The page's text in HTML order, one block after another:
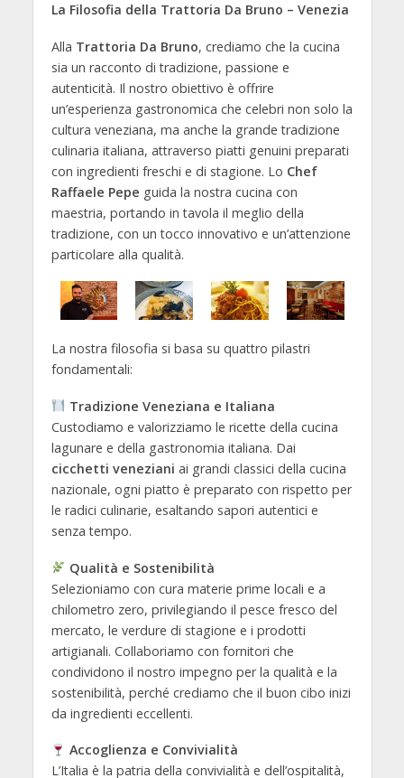
La Filosofia della Trattoria Da Bruno – Venezia
Alla Trattoria Da Bruno, crediamo che la cucina
sia un racconto di tradizione, passione e
autenticità. Il nostro obiettivo è offrire
un’esperienza gastronomica che celebri non solo la
cultura veneziana, ma anche la grande tradizione
culinaria italiana, attraverso piatti genuini preparati
con ingredienti freschi e di stagione. Lo Chef
Raffaele Pepe guida la nostra cucina con
maestria, portando in tavola il meglio della
tradizione, con un tocco innovativo e un’attenzione
particolare alla qualità.
La nostra filosofia si basa su quattro pilastri
fondamentali:
Tradizione Veneziana e Italiana
Custodiamo e valorizziamo le ricette della cucina
lagunare e della gastronomia italiana. Dai
cicchetti veneziani ai grandi classici della cucina
nazionale, ogni piatto è preparato con rispetto per
le radici culinarie, esaltando sapori autentici e
senza tempo.
Qualità e Sostenibilità
Selezioniamo con cura materie prime locali e a
chilometro zero, privilegiando il pesce fresco del
mercato, le verdure di stagione e i prodotti
artigianali. Collaboriamo con fornitori che
condividono il nostro impegno per la qualità e la
sostenibilità, perché crediamo che il buon cibo inizi
da ingredienti eccellenti.
Accoglienza e Convivialità
L’Italia è la patria della convivialità e dell’ospitalità,